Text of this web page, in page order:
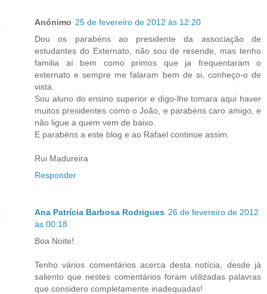
Anónimo 25 de fevereiro de 2012 às 12:20
Dou os parabéns ao presidente da associação de
estudantes do Externato, não sou de resende, mas tenho
familia aí bem como primos que ja frequentaram o
externato e sempre me falaram bem de si, conheço-o de
vista.
Sou aluno do ensino superior e digo-lhe tomara aqui haver
muitos presidentes como o João, e parabéns caro amigo, e
não ligue a quem vem de baixo.
E parabéns a este blog e ao Rafael continue assim.
Rui Madureira
Responder
Ana Patrícia Barbosa Rodrigues 26 de fevereiro de 2012
às 00:18
Boa Noite!
Tenho vários comentários acerca desta notícia, desde já
saliento que nestes comentários foram utilizadas palavras
que considero completamente inadequadas!